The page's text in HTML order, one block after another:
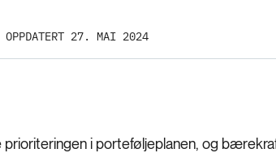
OPPDATERT 27. MAI 2024
i porteføljeplanen, og